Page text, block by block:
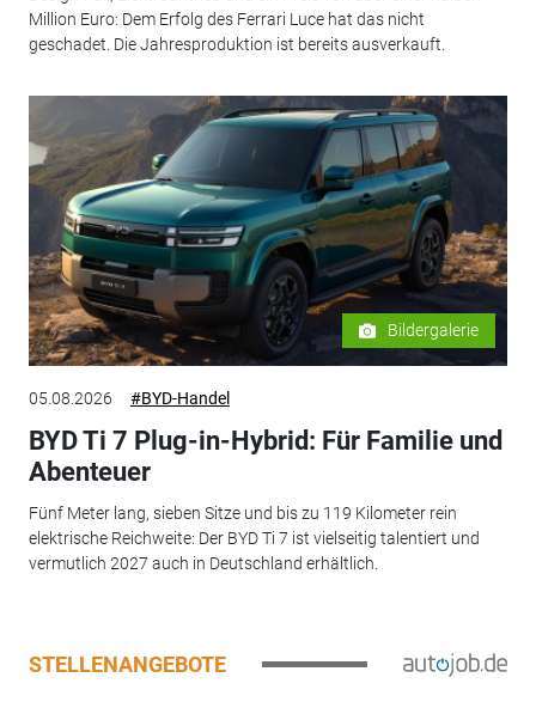
Million Euro: Dem Erfolg des Ferrari Luce hat das nicht
geschadet. Die Jahresproduktion ist bereits ausverkauft.
Bildergalerie
05.08.2026 #BYD-Handel
BYD Ti 7 Plug-in-Hybrid: Für Familie und
Abenteuer
Fünf Meter lang, sieben Sitze und bis zu 119 Kilometer rein
elektrische Reichweite: Der BYD Ti 7 ist vielseitig talentiert und
vermutlich 2027 auch in Deutschland erhältlich.
STELLENANGEBOTE